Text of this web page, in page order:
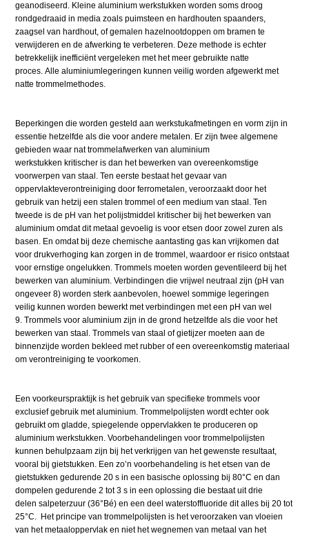
geanodiseerd. Kleine aluminium werkstukken worden soms droog
rondgedraaid in media zoals puimsteen en hardhouten spaanders,
zaagsel van hardhout, of gemalen hazelnootdoppen om bramen te
verwijderen en de afwerking te verbeteren. Deze methode is echter
betrekkelijk inefficiënt vergeleken met het meer gebruikte natte
proces. Alle aluminiumlegeringen kunnen veilig worden afgewerkt met
natte trommelmethodes.
Beperkingen die worden gesteld aan werkstukafmetingen en vorm zijn in
essentie hetzelfde als die voor andere metalen. Er zijn twee algemene
gebieden waar nat trommelafwerken van aluminium
werkstukken kritischer is dan het bewerken van overeenkomstige
voorwerpen van staal. Ten eerste bestaat het gevaar van
oppervlakteverontreiniging door ferrometalen, veroorzaakt door het
gebruik van hetzij een stalen trommel of een medium van staal. Ten
tweede is de pH van het polijstmiddel kritischer bij het bewerken van
aluminium omdat dit metaal gevoelig is voor etsen door zowel zuren als
basen. En omdat bij deze chemische aantasting gas kan vrijkomen dat
voor drukverhoging kan zorgen in de trommel, waardoor er risico ontstaat
voor ernstige ongelukken. Trommels moeten worden geventileerd bij het
bewerken van aluminium. Verbindingen die vrijwel neutraal zijn (pH van
ongeveer 8) worden sterk aanbevolen, hoewel sommige legeringen
veilig kunnen worden bewerkt met verbindingen met een pH van wel
9. Trommels voor aluminium zijn in de grond hetzelfde als die voor het
bewerken van staal. Trommels van staal of gietijzer moeten aan de
binnenzijde worden bekleed met rubber of een overeenkomstig materiaal
om verontreiniging te voorkomen.
Een voorkeurspraktijk is het gebruik van specifieke trommels voor
exclusief gebruik met aluminium. Trommelpolijsten wordt echter ook
gebruikt om gladde, spiegelende oppervlakken te produceren op
aluminium werkstukken. Voorbehandelingen voor trommelpolijsten
kunnen behulpzaam zijn bij het verkrijgen van het gewenste resultaat,
vooral bij gietstukken. Een zo’n voorbehandeling is het etsen van de
gietstukken gedurende 20 s in een basische oplossing bij 80°C en dan
dompelen gedurende 2 tot 3 s in een oplossing die bestaat uit drie
delen salpeterzuur (36°Bé) en een deel waterstoffluoride dit alles bij 20 tot
25°C. Het principe van trommelpolijsten is het veroorzaken van vloeien
van het metaaloppervlak en niet het wegnemen van metaal van het